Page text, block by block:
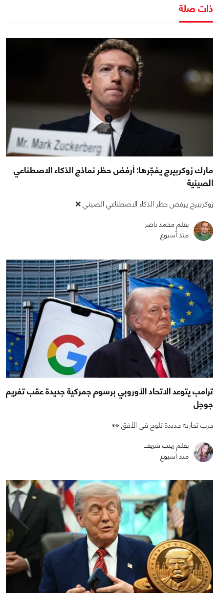
ذات صلة
مارك زوكربيرج يفجّرها: أرفض حظر نماذج الذكاء الاصطناعي
الصينية
زوكربيرج يرفض حظر الذكاء الاصطناعي الصيني ❌
بقلم محمد ناصر
منذ أسبوع
ترامب يتوعد الاتحاد الأوروبي برسوم جمركية جديدة عقب تغريم
جوجل
حرب تجارية جديدة تلوح في الأفق 👀
بقلم زينب شريف
منذ أسبوع